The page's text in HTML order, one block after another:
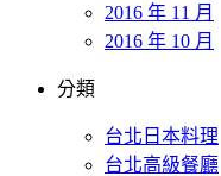
2016 年 11 月
2016 年 10 月
分類
台北日本料理
台北高級餐廳